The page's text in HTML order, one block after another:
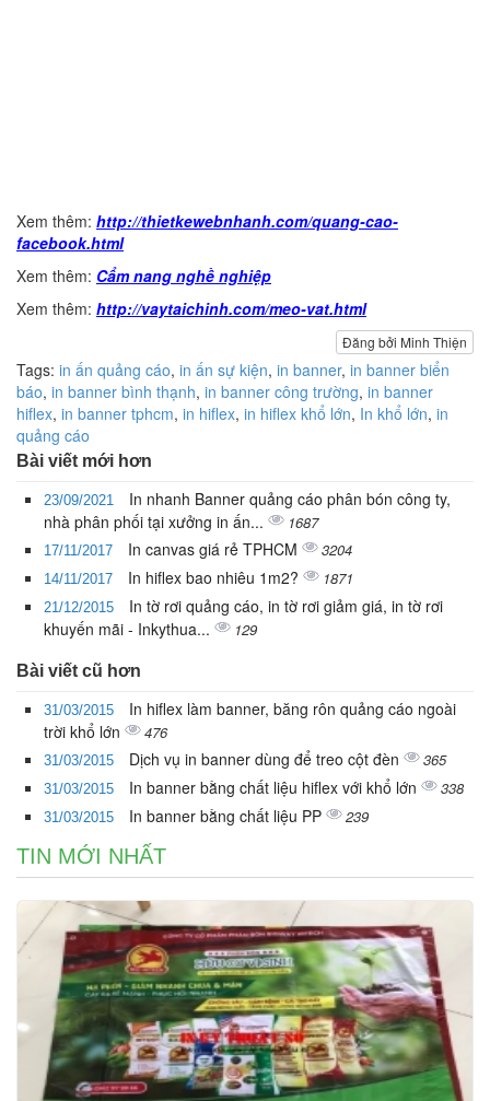
Xem thêm: http://thietkewebnhanh.com/quang-cao-
facebook.html
Xem thêm: Cẩm nang nghề nghiệp
Xem thêm: http://vaytaichinh.com/meo-vat.html
Đăng bởi Minh Thiện
Tags: in ấn quảng cáo, in ấn sự kiện, in banner, in banner biển
báo, in banner bình thạnh, in banner công trường, in banner
hiflex, in banner tphcm, in hiflex, in hiflex khổ lớn, In khổ lớn, in
quảng cáo
Bài viết mới hơn
23/09/2021
In nhanh Banner quảng cáo phân bón công ty,
nhà phân phối tại xưởng in ấn...
1687
17/11/2017 In canvas giá rẻ TPHCM 3204
14/11/2017 In hiflex bao nhiêu 1m2? 1871
21/12/2015
In tờ rơi quảng cáo, in tờ rơi giảm giá, in tờ rơi
khuyến mãi - Inkythua...
129
Bài viết cũ hơn
31/03/2015
In hiflex làm banner, băng rôn quảng cáo ngoài
trời khổ lớn
476
31/03/2015 Dịch vụ in banner dùng để treo cột đèn 365
31/03/2015 In banner bằng chất liệu hiflex với khổ lớn 338
31/03/2015 In banner bằng chất liệu PP 239
TIN MỚI NHẤT